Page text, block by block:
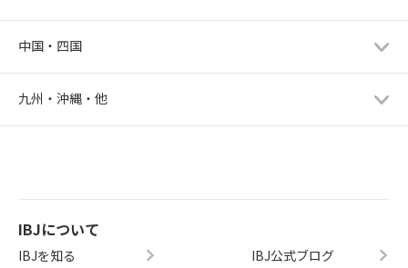
中国・四国
九州・沖縄・他
IBJについて
IBJを知る IBJ公式ブログ